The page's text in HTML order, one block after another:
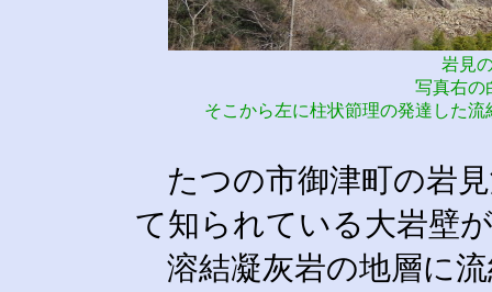
岩見
写真右の
そこから左に柱状節理の発達した
たつの市御津町の岩
て知られている大岩壁
溶結凝灰岩の地層に